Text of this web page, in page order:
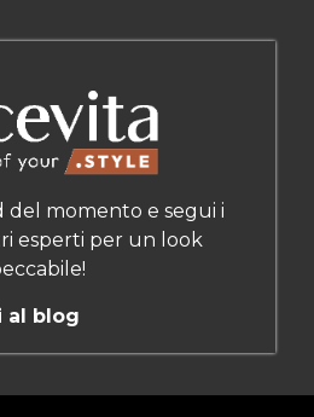
momento e segui i
esperti per un look
al blog